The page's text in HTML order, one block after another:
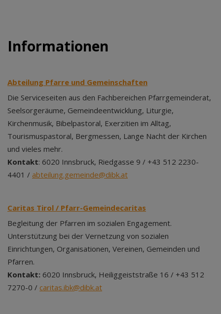
Informationen
Abteilung Pfarre und Gemeinschaften
Die Serviceseiten aus den Fachbereichen Pfarrgemeinderat,
Seelsorgeräume, Gemeindeentwicklung, Liturgie,
Kirchenmusik, Bibelpastoral, Exerzitien im Alltag,
Tourismuspastoral, Bergmessen, Lange Nacht der Kirchen
und vieles mehr.
Kontakt: 6020 Innsbruck, Riedgasse 9 / +43 512 2230-
4401 / abteilung.gemeinde@dibk.at
Caritas Tirol / Pfarr-Gemeindecaritas
Begleitung der Pfarren im sozialen Engagement.
Unterstützung bei der Vernetzung von sozialen
Einrichtungen, Organisationen, Vereinen, Gemeinden und
Pfarren.
Kontakt: 6020 Innsbruck, Heiliggeiststraße 16 / +43 512
7270-0 / caritas.ibk@dibk.at